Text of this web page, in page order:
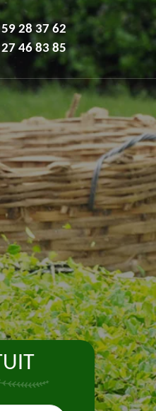
28 37 62
46 83 85